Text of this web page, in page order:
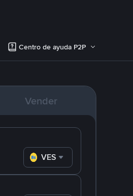
Centro de ayuda P2P
Vender
VES